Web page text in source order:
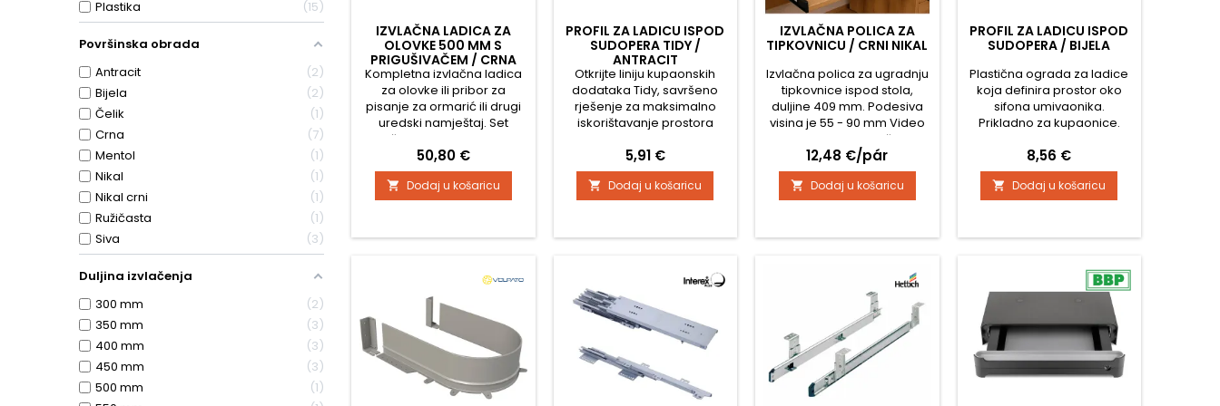
Plastika
15
Površinska obrada
Antracit
2
Bijela
2
Čelik
1
Crna
7
Mentol
1
Nikal
1
Nikal crni
1
Ružičasta
1
Siva
3
Duljina izvlačenja
300 mm
2
350 mm
3
400 mm
3
450 mm
3
500 mm
1
IZVLAČNA LADICA ZA
OLOVKE 500 MM S
PRIGUŠIVAČEM / CRNA
Kompletna izvlačna ladica
za olovke ili pribor za
pisanje za ormarić ili drugi
uredski namještaj. Set
uključuje: 1 par vodilica 500
mm 1 komad plastične
podloge za pribor za
pisanje širine 375 mm 1 par
nosača za prednju stranu
Cijena
50,80 €
 Dodaj u košaricu
PROFIL ZA LADICU ISPOD
SUDOPERA TIDY /
ANTRACIT
Otkrijte liniju kupaonskih
dodataka Tidy, savršeno
rješenje za maksimalno
iskorištavanje prostora
namještaja i organizaciju
vaše kozmetike. Mogu se
slobodno kombinirati
prema veličini ladice koju
zajedno s organizatorima
Pravokutni štedič sifona
namijenjen je za ugradnju u
kupaonsku ladicu...
Cijena
5,91 €
 Dodaj u košaricu
IZVLAČNA POLICA ZA
TIPKOVNICU / CRNI NIKAL
Izvlačna polica za ugradnju
tipkovnice ispod stola,
duljine 409 mm. Podesiva
visina je 55 - 90 mm Video
uputa za montažu:
Cijena
12,48 €/pár
 Dodaj u košaricu
PROFIL ZA LADICU ISPOD
SUDOPERA / BIJELA
Plastična ograda za ladice
koja definira prostor oko
sifona umivaonika.
Prikladno za kupaonice.
16 mm ili 18 mm Profil se lako
skraćuje prema potrebi,
dubini ladice i obliku luka za
sifon
Cijena
8,56 €
 Dodaj u košaricu